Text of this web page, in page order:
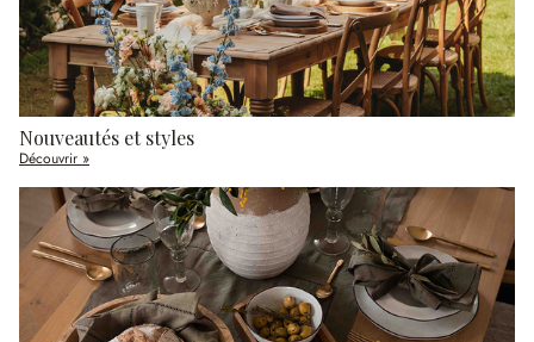
Nouveautés et styles
Découvrir »